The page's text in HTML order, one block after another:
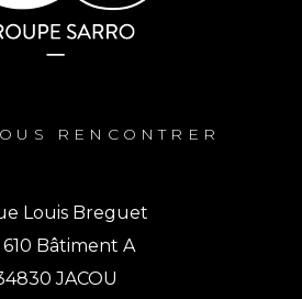
RENCONTRER
Louis Breguet
610 Bâtiment A
JACOU